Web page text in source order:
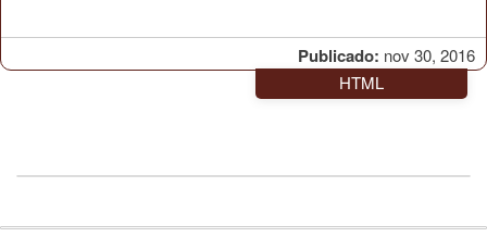
Publicado: nov 30, 2016
HTML